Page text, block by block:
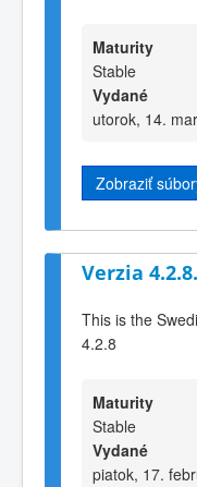
Maturity
Stable
Vydané
utorok, 14.
Zobraziť
Verzia
This is the
4.2.8
Maturity
Stable
Vydané
piatok, 17.